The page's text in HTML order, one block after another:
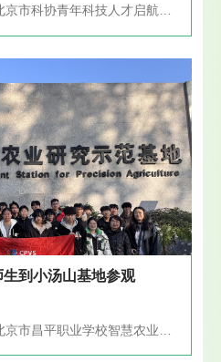
11月13日下午，2025年北京市科协青年科技人才启航特训营...
到小汤山基地参观